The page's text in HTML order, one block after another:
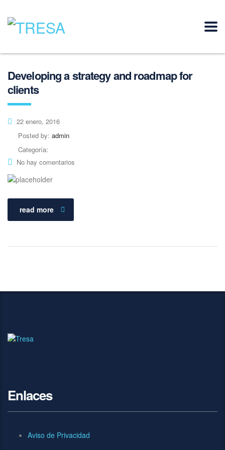
Developing a strategy and roadmap for
clients
22 enero, 2016
Posted by: admin
Categoría:
No hay comentarios
read more
Enlaces
Aviso de Privacidad